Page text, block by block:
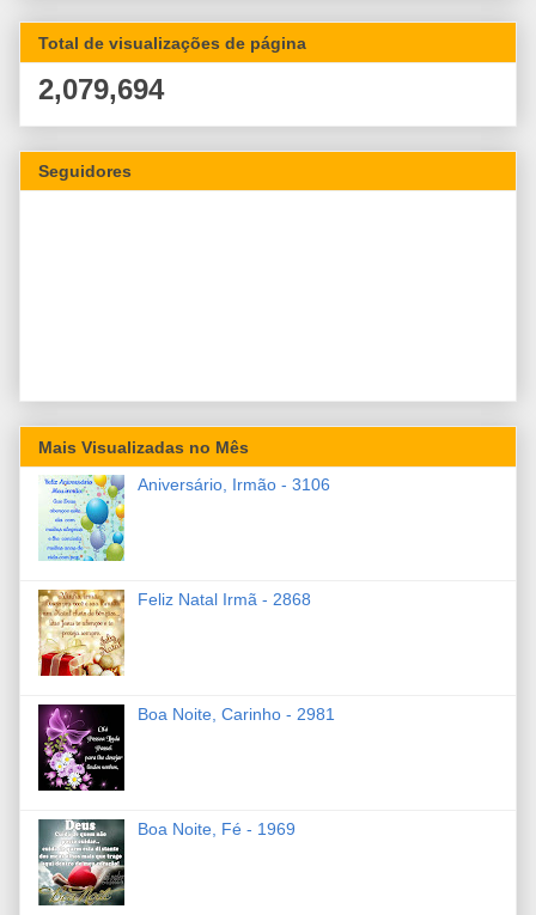
Total de visualizações de página
2,079,694
Seguidores
Mais Visualizadas no Mês
Aniversário, Irmão - 3106
Feliz Natal Irmã - 2868
Boa Noite, Carinho - 2981
Boa Noite, Fé - 1969